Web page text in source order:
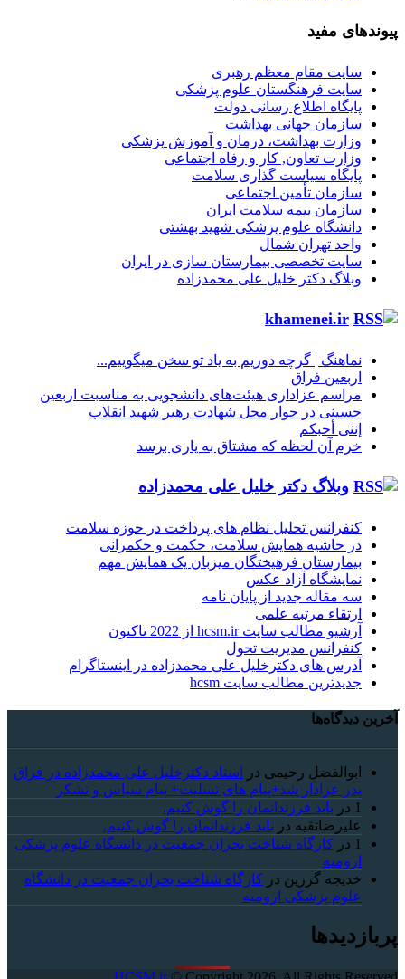
پیوندهای مفید
سایت مقام معظم رهبری
سایت فرهنگستان علوم پزشکی
پایگاه اطلاع رسانی دولت
سازمان جهانی بهداشت
وزارت بهداشت، درمان و آموزش پزشکی
وزارت تعاون, کار و رفاه اجتماعی
پایگاه سیاست گذاری سلامت
سازمان تأمین اجتماعی
سازمان بیمه سلامت ایران
دانشگاه علوم پزشکی شهید بهشتی
واحد تهران شمال
سایت تخصصی بیمارستان سازی در ایران
وبلاگ دکتر خلیل علی محمدزاده
khamenei.ir
نماهنگ |‌ گرچه دوریم به یاد تو سخن میگوییم...
اربعین فراق
مراسم عزاداری هیئت‌های دانشجویی به مناسبت اربعین
حسینی در جوار محل شهادت رهبر شهید انقلاب
إننی أحبکم
خرم آن لحظه که مشتاق به یاری برسد
وبلاگ دکتر خلیل علی محمدزاده
کنفرانس تحلیل نظام های پرداخت در حوزه سلامت
در حاشیه همایش سلامت، حکمت و حکمرانی
بیمارستان فرهیختگان میزبان یک همایش مهم
نمایشگاه آزاد عکس
سه مقاله جدید از پایان نامه
ارتقاء مرتبه علمی
آرشیو مطالب سایت hcsm.ir از 2022 تاکنون
کنفرانس مدیریت تحول
آدرس های دکترخلیل علی محمدزاده در اینستاگرام
جدیدترین مطالب سایت hcsm
آخرین دیدگاه‌ها
ابوالفضل رحیمی در
استاد دکترخلیل علی محمدزاده در فراق
پدر عزادار شد+پیام های تسلیت+ پیام سپاس و تشکر
1 در باید فرزندانمان را گوش کنیم.
علیرضاتقیه در باید فرزندانمان را گوش کنیم.
1 در کارگاه شناخت بحران جمعیت در دانشگاه علوم پزشکی
ارومیه
خديجه گرزین در کارگاه شناخت بحران جمعیت در دانشگاه
علوم پزشکی ارومیه
پربازدیدها